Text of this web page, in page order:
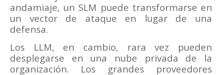
andamiaje, un SLM puede transformarse en
un vector de ataque en lugar de una
defensa.
Los LLM, en cambio, rara vez pueden
desplegarse en una nube privada de la
organización. Los grandes proveedores